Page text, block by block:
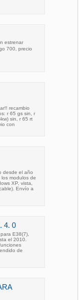
estrenar
700, precio
recambio
r 65 gs sin, r
sin, r 65 rt
con
desde el año
modulos de
XP, vista,
Envío a
4. 0
E38(7),
el 2010.
de